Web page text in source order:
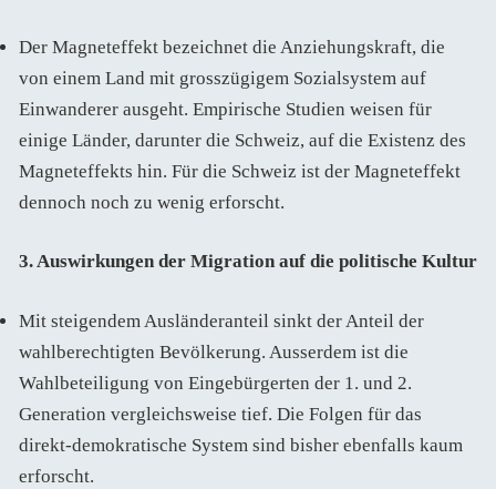
Der Magneteffekt bezeichnet die Anziehungskraft, die
von einem Land mit grosszügigem Sozialsystem auf
Einwanderer ausgeht. Empirische Studien weisen für
einige Länder, darunter die Schweiz, auf die Existenz des
Magneteffekts hin. Für die Schweiz ist der Magneteffekt
dennoch noch zu wenig erforscht.
3. Auswirkungen der Migration auf die politische Kultur
Mit steigendem Ausländeranteil sinkt der Anteil der
wahlberechtigten Bevölkerung. Ausserdem ist die
Wahlbeteiligung von Eingebürgerten der 1. und 2.
Generation vergleichsweise tief. Die Folgen für das
direkt-demokratische System sind bisher ebenfalls kaum
erforscht.